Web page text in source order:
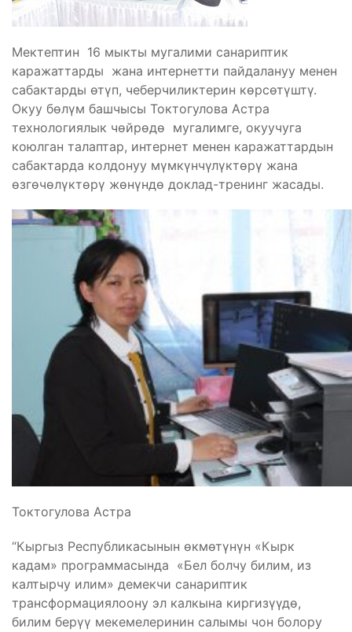
Мектептин 16 мыкты мугалими санариптик
каражаттарды жана интернетти пайдалануу менен
сабактарды ѳтүп, чеберчиликтерин кѳрсѳтүштү.
Окуу бѳлүм башчысы Токтогулова Астра
технологиялык чѳйрѳдѳ мугалимге, окуучуга
коюлган талаптар, интернет менен каражаттардын
сабактарда колдонуу мүмкүнчүлүктѳрү жана
ѳзгѳчѳлүктѳрү жѳнүндѳ доклад-тренинг жасады.
Токтогулова Астра
“Кыргыз Республикасынын ѳкмѳтүнүн «Кырк
кадам» программасында «Бел болчу билим, из
калтырчу илим» демекчи санариптик
трансформациялоону эл калкына киргизүүдѳ,
билим берүү мекемелеринин салымы чон болору